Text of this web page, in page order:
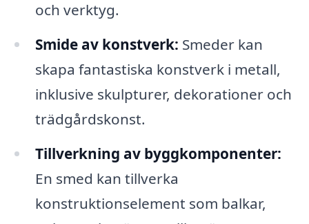
och verktyg.
Smide av konstverk: Smeder kan
skapa fantastiska konstverk i metall,
inklusive skulpturer, dekorationer och
trädgårdskonst.
Tillverkning av byggkomponenter:
En smed kan tillverka
konstruktionselement som balkar,